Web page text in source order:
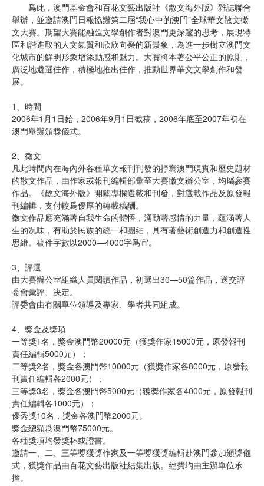
爲此，澳門基金會和百花文藝出版社《散文海外版》雜誌聯合
舉辦，並邀請澳門日報協辦第二屆“我心中的澳門”全球華文散文徵
文大賽。期望大賽能融匯文學創作者對澳門更深邃的思考，展現特
區和諧進取的人文氣質和欣欣向榮的新景象，為進一步樹立澳門文
化城市的鮮明形象增添動感和魅力。大賽將本著公平公正的原則，
廣泛地遴選佳作，積極地推出佳作，推動世界華文文學創作和發
展。
1、時間
2006年1月1日始，2006年9月1日截稿，2006年底至2007年初在
澳門舉辦頒獎儀式。
2、徵文
凡此時間內在海內外各種華文報刊刊發的抒寫澳門現實和歷史題材
的散文作品，由作家或報刊編輯部彙至大賽徵文辦公室，均屬參賽
作品。《散文海外版》開闢專欄選載和刊發，對選載作品及原發報
刊編輯，支付較爲優厚的轉載稿酬。
徵文作品應充滿著自我生命的體悟，湧動著感情的力量，蘊涵著人
生的况味，有助於民族的統一和團結，具有著藝術創造力和創造性
思維。稿件字數以2000—4000字爲宜。
3、評選
由大賽辦公室組織人員閱讀作品，初選出30—50篇作品，送交評
委會彙評、决定。
評委會由有關單位領導及專家、學者共同組成。
4、獎金及獎項
一等獎1名，獎金澳門幣20000元（獲獎作家15000元，原發報刊
責任編輯5000元）；
二等獎2名，獎金各澳門幣10000元（獲獎作家各8000元，原發報
刊責任編輯各2000元）；
三等獎3名，獎金各澳門幣5000元（獲獎作家各4000元，原發報刊
責任編輯各1000元）；
優秀獎10名，獎金各澳門幣2000元。
獎金總額爲澳門幣75000元。
各種獎項均發獎杯或證書。
邀請一、二、三等獎獲獎作家及一等獎獲獎編輯赴澳門參加頒獎儀
式，獲獎作品由百花文藝出版社結集出版。經費均由主辦單位承
擔。